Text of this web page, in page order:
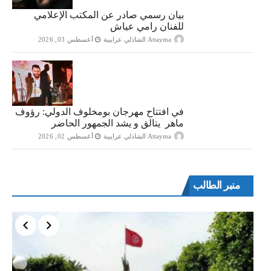
بيان رسمي صادر عن المكتب الإعلامي
للفنان رامي عياش
Attayma الشاذلي عرايبية أغسطس 03, 2026
في افتتاح مهرجان بومخلوف الدولي: رؤوف
ماهر يتالق و يشد الجمهور الحاضر
Attayma الشاذلي عرايبية أغسطس 02, 2026
منبر الطالب